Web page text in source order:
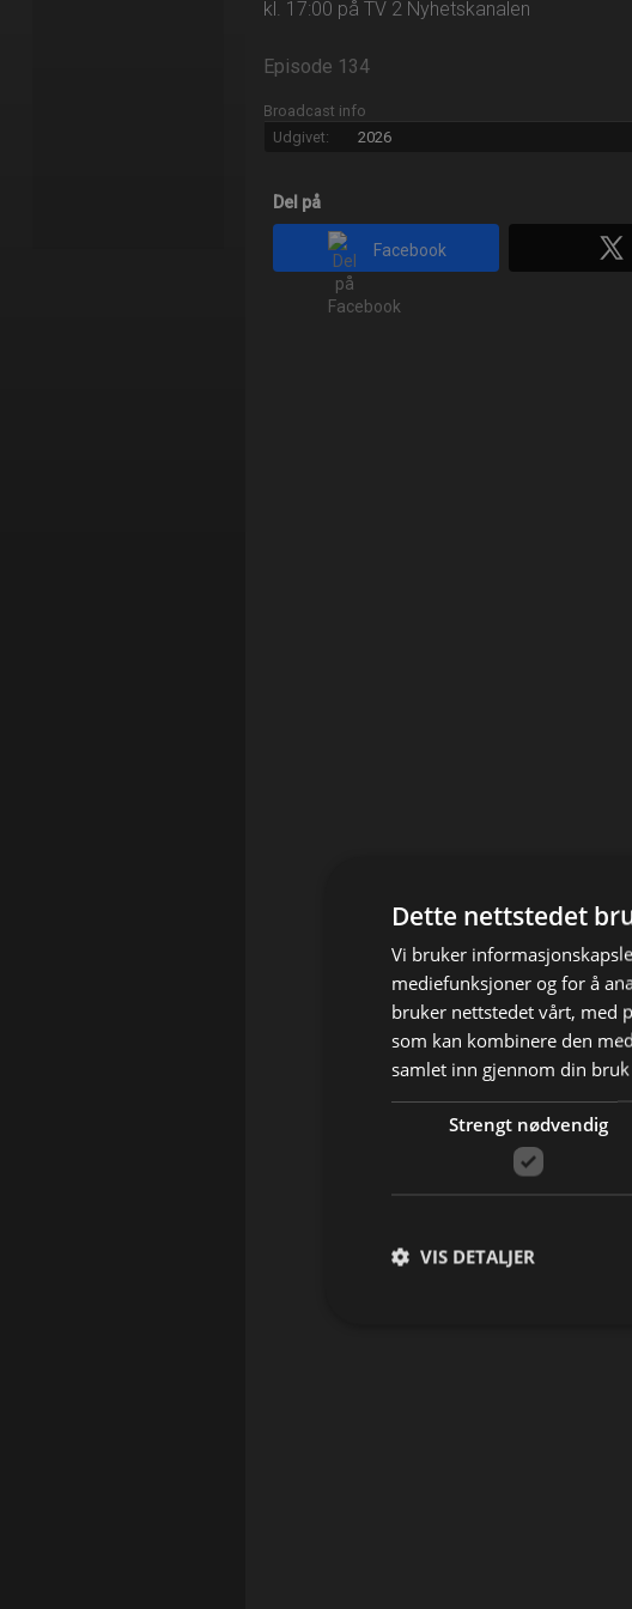
kl. 17:00 på TV 2 Nyhetskanalen
Episode 134
Broadcast info
Udgivet:
2026
Del på
Facebook
Dette nettstedet
Vi bruker
mediefunksjoner og for å
bruker nettstedet vårt, med
som kan kombinere den
samlet inn gjennom din
Strengt nødvendig
VIS DETALJER